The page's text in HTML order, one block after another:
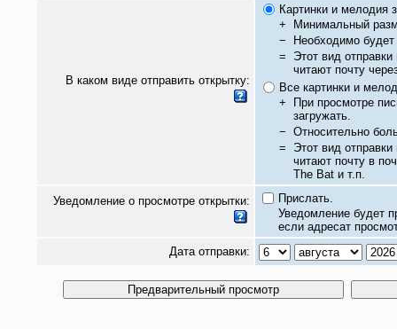
В каком виде отправить открытку:
Картинки и мелодия
+
Минимальный
−
Необходимо будет
= Этот вид
читают почту
Все картинки и
+
При просмотре
загружать.
− Относительно
= Этот вид
читают почту в
The Bat и т.п.
Уведомление о просмотре открытки:
Прислать.
Уведомление будет
если адресат
Дата отправки: